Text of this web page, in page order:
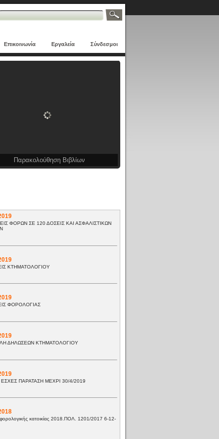
Επικοινωνία Εργαλεία Σύνδεσμοι
Παρακολούθηση Βιβλίων
ΦΟΡΩΝ ΣΕ 120 ΔΟΣΕΙΣ ΚΑΙ ΑΣΦΑΛΙΣΤΙΚΩΝ
ΚΤΗΜΑΤΟΛΟΓΙΟΥ
ΦΟΡΟΛΟΓΙΑΣ
ΔΗΛΩΣΕΩΝ ΚΤΗΜΑΤΟΛΟΓΙΟΥ
ΠΑΡΑΤΑΣΗ ΜΕΧΡΙ 30/4/2019
κατοικίας 2018.ΠΟΛ. 1201/2017 6-12-